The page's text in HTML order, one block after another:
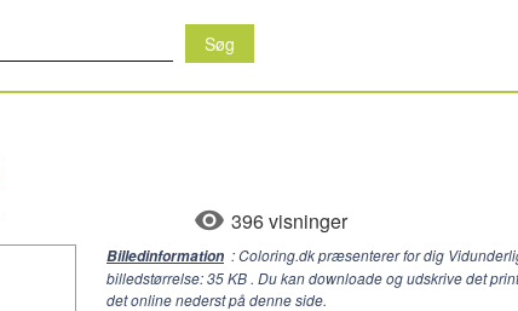
396 visninger
Billedinformation : Coloring.dk præsenterer for dig
billedstørrelse: 35 KB . Du kan downloade og udskrive det
det online nederst på denne side.